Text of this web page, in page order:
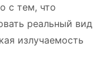
с тем, что
реальный вид
излучаемость